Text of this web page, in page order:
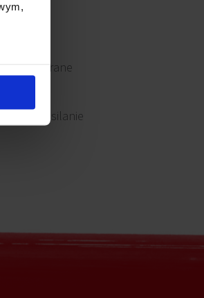
otwierane
zasilanie